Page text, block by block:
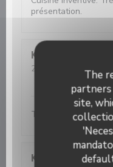
The
partners
site,
présentation.
Koen
2026-08-04
- 19:00 -
Top ! Very good
Kittie